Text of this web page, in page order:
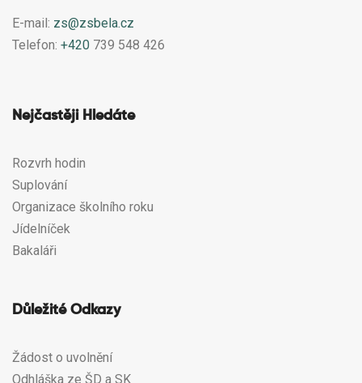
E-mail: zs@zsbela.cz
Telefon: +420 739 548 426
Nejčastěji Hledáte
Rozvrh hodin
Suplování
Organizace školního roku
Jídelníček
Bakaláři
Důležité Odkazy
Žádost o uvolnění
Odhláška ze ŠD a SK